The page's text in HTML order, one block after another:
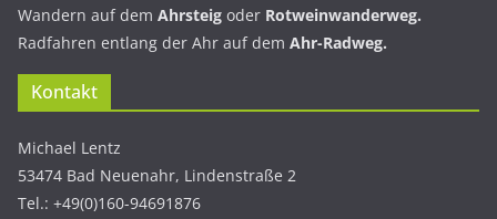
Wandern auf dem Ahrsteig oder Rotweinwanderweg.
Radfahren entlang der Ahr auf dem Ahr-Radweg.
Kontakt
Michael Lentz
53474 Bad Neuenahr, Lindenstraße 2
Tel.: +49(0)160-94691876